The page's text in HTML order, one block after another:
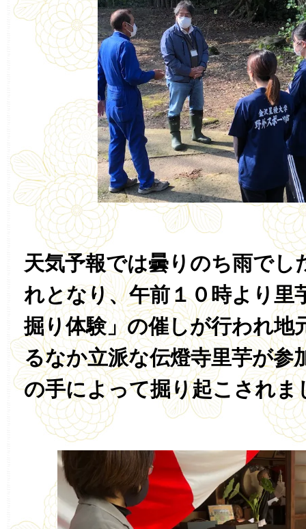
天気予報では曇りのち雨でし
れとなり、午前１０時より里
掘り体験」の催しが行われ地
るなか立派な伝燈寺里芋が参
の手によって掘り起こされま